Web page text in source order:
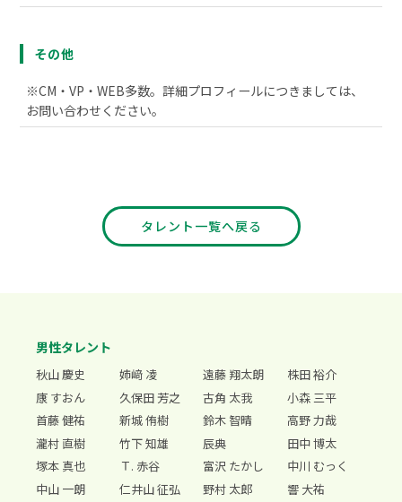
その他
※CM・VP・WEB多数。詳細プロフィールにつきましては、
お問い合わせください。
タレント一覧へ戻る
男性タレント
秋山 慶史 姉﨑 凌 遠藤 翔太朗
株田 裕介
康 すおん
久保田 芳之 古角 太我
小森 三平
首藤 健祐
新城 侑樹 鈴木 智晴
高野 力哉
瀧村 直樹
竹下 知雄 辰典
田中 博太
塚本 真也
Ｔ. 赤谷 富沢 たかし
中川 むっく
中山 一朗
仁井山 征弘 野村 太郎
響 大祐